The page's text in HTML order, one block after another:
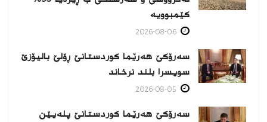
كێمبوویە
سەرۆکێ هەرێما کوردستانێ ڕۆلێ بالیۆزێ
سویسرا بلند نرخاند
سەرۆکێ هەرێما کوردستانێ پلەیێن